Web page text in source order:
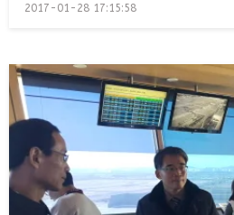
Posted
2017-01-28 17:15:58